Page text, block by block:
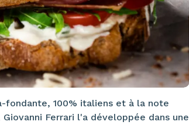
100% italiens et à la note
Ferrari l'a développée dans une